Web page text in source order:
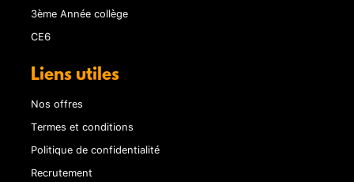
3ème Année collège
CE6
Liens utiles
Nos offres
Termes et conditions
Politique de confidentialité
Recrutement